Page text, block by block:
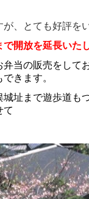
が、とても好評を
で開放を延長いた
当の販売をして
きます。
城址まで遊歩道も
て